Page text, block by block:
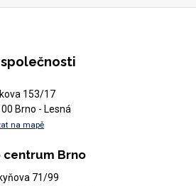
153/17
Brno - Lesná
na mapě
centrum Brno
71/99